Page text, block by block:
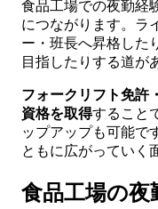
食品工場での夜勤経
につながります。ラ
ー・班長へ昇格した
目指したりする道が
フォークリフト免許
資格を取得すること
ップアップも可能で
ともに広がっていく
食品工場の